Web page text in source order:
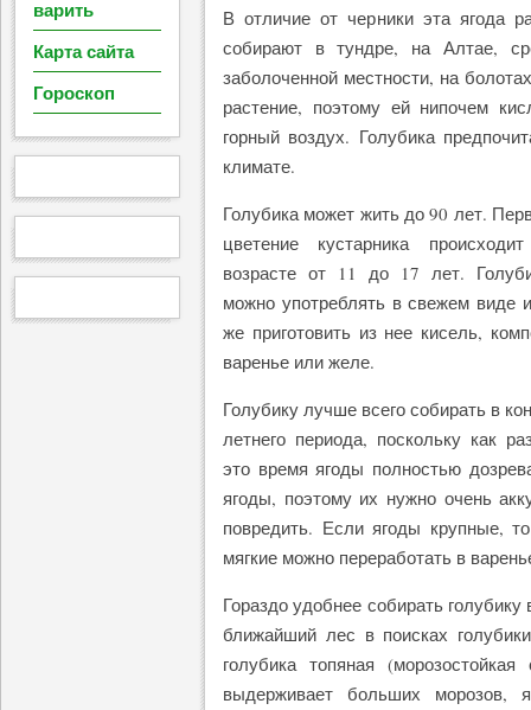
В отличие от черники эта ягода
собирают в тундре, на Алтае,
заболоченной местности, на
растение, поэтому ей нипочем
горный воздух. Голубика
климате.
Голубика может жить до 90 лет.
цветение кустарника
возрасте от 11 до 17 лет.
можно употреблять в свежем виде
же приготовить из нее кисель,
варенье или желе.
Голубику лучше всего собирать в
летнего периода, поскольку как
это время ягоды полностью
ягоды, поэтому их нужно очень
повредить. Если ягоды крупные,
мягкие можно переработать в
Гораздо удобнее собирать
ближайший лес в поисках
голубика топяная
выдерживает больших морозов,
варить
Карта сайта
Гороскоп